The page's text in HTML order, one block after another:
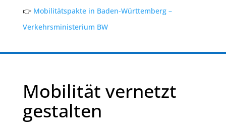
👉 Mobilitätspakte in Baden-Württemberg –
Verkehrsministerium BW
Mobilität vernetzt
gestalten